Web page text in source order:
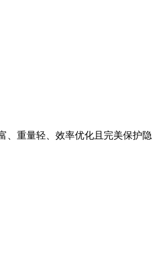
、重量轻、效率优化且完美保护隐